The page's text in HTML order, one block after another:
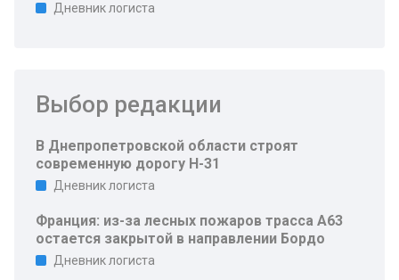
Дневник логиста
Выбор редакции
В Днепропетровской области строят
современную дорогу Н-31
Дневник логиста
Франция: из-за лесных пожаров трасса A63
остается закрытой в направлении Бордо
Дневник логиста